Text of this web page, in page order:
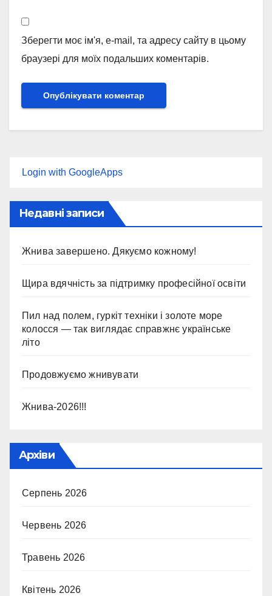
Зберегти моє ім'я, e-mail, та адресу сайту в цьому
браузері для моїх подальших коментарів.
Login with GoogleApps
Недавні записи
Жнива завершено. Дякуємо кожному!
Щира вдячність за підтримку професійної освіти
Пил над полем, гуркіт техніки і золоте море
колосся — так виглядає справжнє українське
літо
Продовжуємо жнивувати
Жнива-2026!!!
Архіви
Серпень 2026
Червень 2026
Травень 2026
Квітень 2026